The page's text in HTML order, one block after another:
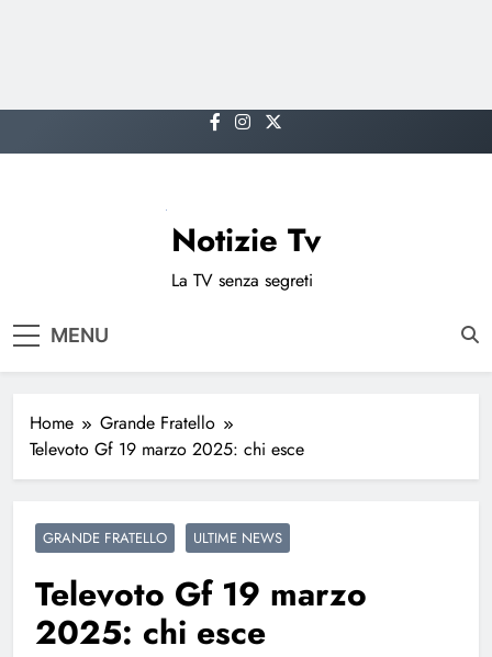
to
Notizie Tv
La TV senza segreti
MENU
Home
Grande Fratello
Televoto Gf 19 marzo 2025: chi esce
GRANDE FRATELLO ULTIME NEWS
Televoto Gf 19 marzo
2025: chi esce